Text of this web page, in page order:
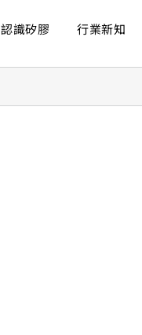
認識矽膠 行業新知